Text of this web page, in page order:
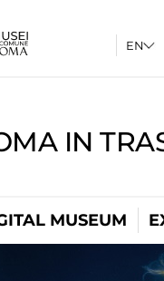
IN
MUSEUM